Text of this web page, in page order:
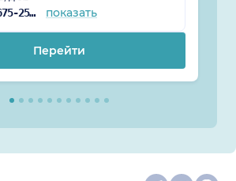
+7 (863) 675-25-67 показать
Перейти